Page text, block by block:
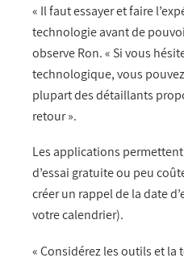
« Il faut essayer et faire
technologie avant de
observe Ron. « Si vous
technologique, vous
plupart des détaillants
retour ».
Les applications
d’essai gratuite ou peu
créer un rappel de la date
votre calendrier).
« Considérez les outils et la